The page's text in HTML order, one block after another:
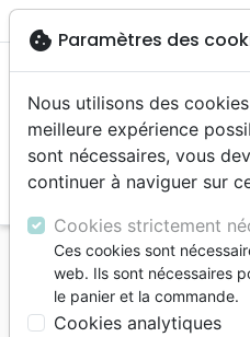
menu
Accueil Bibles
Bibles
Bible Segond NEG,
Couverture rigide,
cookie Paramètres des
Nous utilisons des
meilleure expérience
sont nécessaires, vous
continuer à naviguer sur
Cookies strictement
Ces cookies sont
web. Ils sont nécessaires
le panier et la commande.
Cookies analytiques